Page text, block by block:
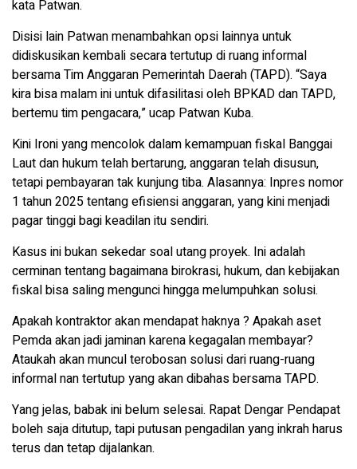
kata Patwan.
Disisi lain Patwan menambahkan opsi lainnya untuk
didiskusikan kembali secara tertutup di ruang informal
bersama Tim Anggaran Pemerintah Daerah (TAPD). “Saya
kira bisa malam ini untuk difasilitasi oleh BPKAD dan TAPD,
bertemu tim pengacara,” ucap Patwan Kuba.
Kini Ironi yang mencolok dalam kemampuan fiskal Banggai
Laut dan hukum telah bertarung, anggaran telah disusun,
tetapi pembayaran tak kunjung tiba. Alasannya: Inpres nomor
1 tahun 2025 tentang efisiensi anggaran, yang kini menjadi
pagar tinggi bagi keadilan itu sendiri.
Kasus ini bukan sekedar soal utang proyek. Ini adalah
cerminan tentang bagaimana birokrasi, hukum, dan kebijakan
fiskal bisa saling mengunci hingga melumpuhkan solusi.
Apakah kontraktor akan mendapat haknya ? Apakah aset
Pemda akan jadi jaminan karena kegagalan membayar?
Ataukah akan muncul terobosan solusi dari ruang-ruang
informal nan tertutup yang akan dibahas bersama TAPD.
Yang jelas, babak ini belum selesai. Rapat Dengar Pendapat
boleh saja ditutup, tapi putusan pengadilan yang inkrah harus
terus dan tetap dijalankan.